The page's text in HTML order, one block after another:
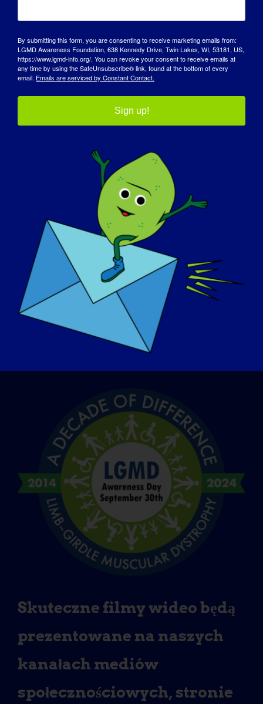
YouTube
Akceptowane typy plików: mov, mp4,
Maksymalny rozmiar pliku: 100 MB.
Udzielam Fundacji LGMD Awareness
upoważnienia do publicznego
wykorzystania przesłanego przeze mnie
filmu*.
Zgadzam się
Skuteczne filmy wideo będą
prezentowane na naszych
kanałach mediów
społecznościowych, stronie
By submitting this form, you are consenting to receive marketing emails from:
LGMD Awareness Foundation, 638 Kennedy Drive, Twin Lakes, WI, 53181, US,
https://www.lgmd-info.org/. You can revoke your consent to receive emails at
any time by using the SafeUnsubscribe® link, found at the bottom of every
email. Emails are serviced by Constant Contact.
Sign up!